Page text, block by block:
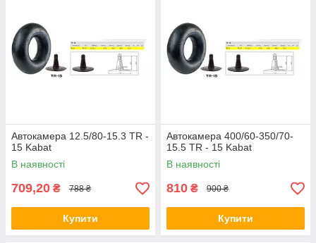
Автокамера 12.5/80-15.3 TR -
15 Kabat
В наявності
709,20 ₴ 788 ₴
Купити
Автокамера 400/60-350/70-
15.5 TR - 15 Kabat
В наявності
810 ₴ 900 ₴
Купити